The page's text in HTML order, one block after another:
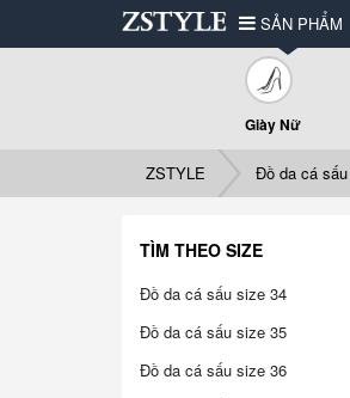
SẢN PHẨM
Giày Nữ
ZSTYLE Đồ da cá
TÌM THEO SIZE
Đồ da cá sấu size 34
Đồ da cá sấu size 35
Đồ da cá sấu size 36